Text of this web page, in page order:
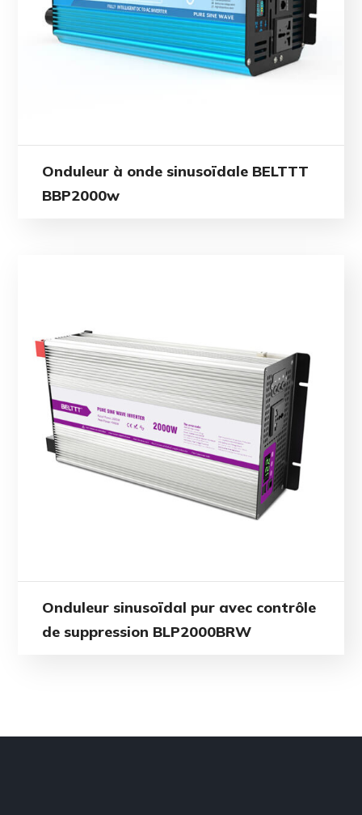
Onduleur à onde sinusoïdale BELTTT
BBP2000w
Onduleur sinusoïdal pur avec contrôle
de suppression BLP2000BRW